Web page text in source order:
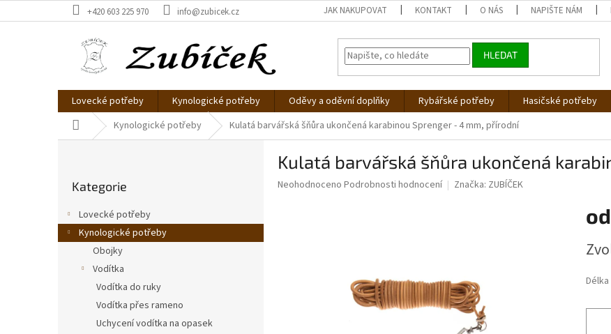
na
+420 603 225 970 info@zubicek.cz JAK NAKUPOVAT KONTAKT O NÁS NAPIŠTE NÁM
HLEDAT
Lovecké potřeby Kynologické potřeby Oděvy a oděvní doplňky Rybářské potřeby Hasičské potřeby
Domů Kynologické potřeby Kulatá barvářská šňůra ukončená karabinou Sprenger - 4 mm, přírodní
a
n
kategorie
Kategorie
Lovecké potřeby
Kynologické potřeby
Obojky
Vodítka
Vodítka do ruky
Vodítka přes rameno
Uchycení vodítka na opasek
Kulatá barvářská šňůra ukončená
Průměrné
Neohodnoceno Podrobnosti hodnocení Značka: ZUBÍČEK
od
cena:
Délka